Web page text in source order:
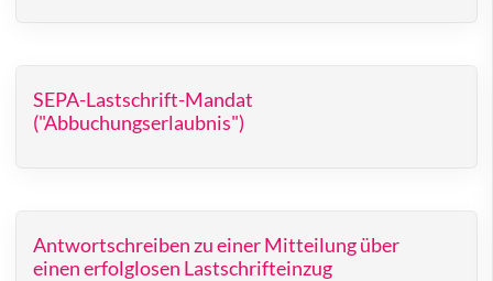
SEPA-Lastschrift-Mandat
("Abbuchungserlaubnis")
Antwortschreiben zu einer Mitteilung über
einen erfolglosen Lastschrifteinzug